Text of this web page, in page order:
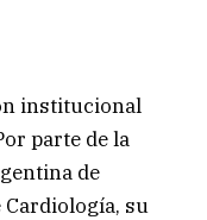
institucional
parte de la
de
Cardiología, su